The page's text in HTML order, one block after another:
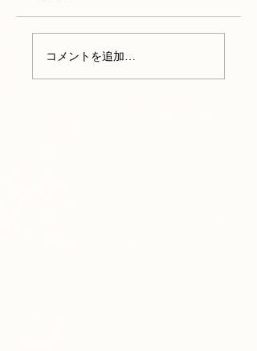
コメントを追加…